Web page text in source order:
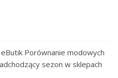
Porównanie modowych
sezon w sklepach